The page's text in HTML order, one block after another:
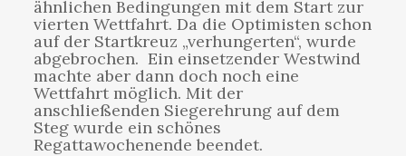
ähnlichen Bedingungen mit dem Start zur
vierten Wettfahrt. Da die Optimisten schon
auf der Startkreuz „verhungerten“, wurde
abgebrochen. Ein einsetzender Westwind
machte aber dann doch noch eine
Wettfahrt möglich. Mit der
anschließenden Siegerehrung auf dem
Steg wurde ein schönes
Regattawochenende beendet.